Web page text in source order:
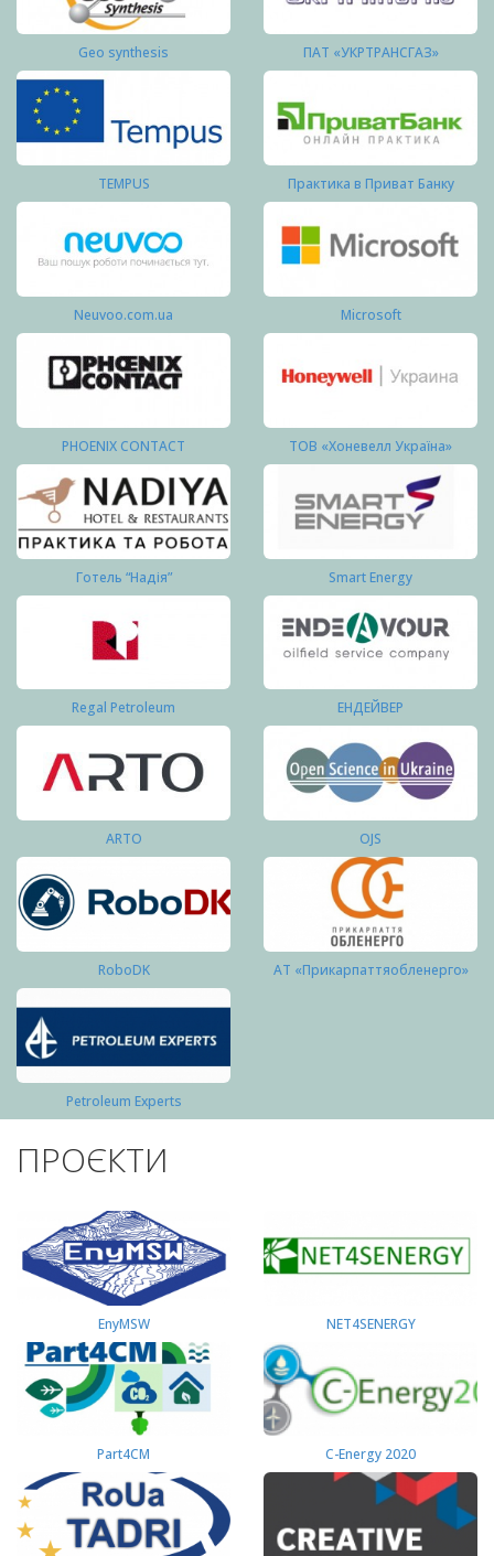
Geo synthesis ПАТ «УКРТРАНСГАЗ»
TEMPUS Практика в Приват Банку
Neuvoo.com.ua Microsoft
PHOENIX CONTACT ТОВ «Хоневелл Україна»
Готель “Надія” Smart Energy
Regal Petroleum ЕНДЕЙВЕР
ARTO OJS
RoboDK АТ «Прикарпаттяобленерго»
Petroleum Experts
ПРОЄКТИ
EnyMSW NET4SENERGY
Part4СМ C-Energy 2020